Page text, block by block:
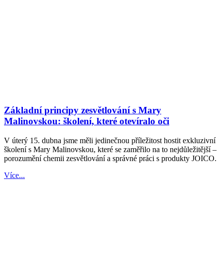
Základní principy zesvětlování s Mary
Malinovskou: školení, které otevíralo oči
V úterý 15. dubna jsme měli jedinečnou příležitost hostit exkluzivní
školení s Mary Malinovskou, které se zaměřilo na to nejdůležitější –
porozumění chemii zesvětlování a správné práci s produkty JOICO.
Více...